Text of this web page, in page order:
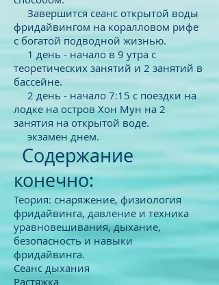
Завершится сеанс открытой воды
фридайвингом на коралловом рифе
с богатой подводной жизнью.
1 день - начало в 9 утра с
теоретических занятий и 2 занятий в
бассейне.
2 день - начало 7:15 с поездки на
лодке на остров Хон Мун на 2
занятия на открытой воде.
экзамен днем.
Содержание
конечно:
Теория: снаряжение, физиология
фридайвинга, давление и техника
уравновешивания, дыхание,
безопасность и навыки
фридайвинга.
Сеанс дыхания
Растяжка